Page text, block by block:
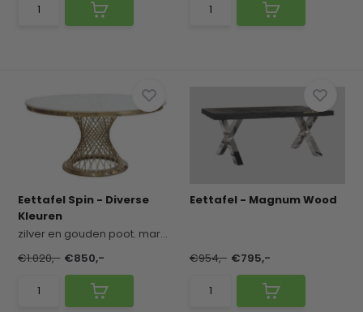
Eettafel Spin - Diverse
Kleuren
zilver en gouden poot. marmer wit en bruin. glas...
€1.020,- €850,-
Eettafel - Magnum Wood
€954,- €795,-